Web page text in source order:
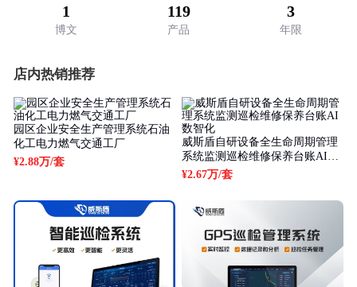
1
博文
119
产品
3
年限
店内热销推荐
园区企业安全生产管理系统石油
化工电力燃气交通工厂
¥2.88万/套
威斯盾自研设备全生命周期管理
系统监测巡检维修保养台账AI数
智化
¥2.67万/套